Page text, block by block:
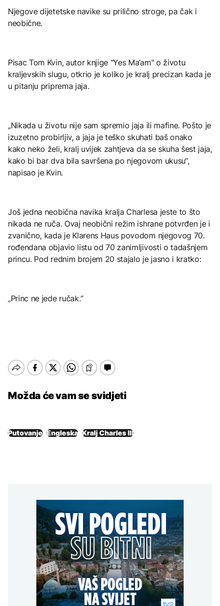
Njegove dijetetske navike su prilično stroge, pa čak i
neobične.
Pisac Tom Kvin, autor knjige "Yes Ma’am" o životu
kraljevskih slugu, otkrio je koliko je kralj precizan kada je
u pitanju priprema jaja.
„Nikada u životu nije sam spremio jaja ili mafine. Pošto je
izuzetno probirljiv, a jaja je teško skuhati baš onako
kako neko želi, kralj uvijek zahtjeva da se skuha šest jaja,
kako bi bar dva bila savršena po njegovom ukusu“,
napisao je Kvin.
Još jedna neobična navika kralja Charlesa jeste to što
nikada ne ruča. Ovaj neobični režim ishrane potvrđen je i
zvanično, kada je Klarens Haus povodom njegovog 70.
rođendana objavio listu od 70 zanimljivosti o tadašnjem
princu. Pod rednim brojem 20 stajalo je jasno i kratko:
„Princ ne jede ručak.“
Možda će vam se svidjeti
Putovanje Engleska Kralj Charles III